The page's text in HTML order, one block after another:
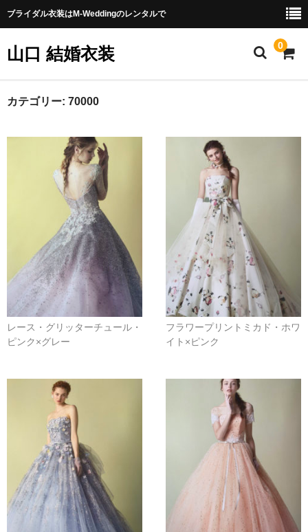
ブライダル衣装はM-Weddingのレンタルで
山口 結婚衣装 0
採寸方法
レンタル詳細
カテゴリー: 70000
レース・グリッターチュール・
ピンク×グレー
フラワープリントミカド・ホワ
イト×ピンク